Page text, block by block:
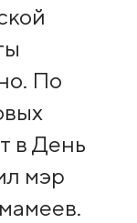
По
в День
мэр